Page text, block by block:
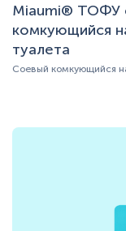
Miaumi® ТОФУ
комкующийся
туалета
Соевый комкующийся